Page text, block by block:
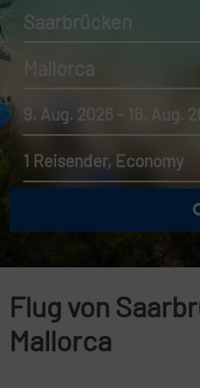
Saarbrücken
Mallorca
9. Aug. 2026 - 16. Aug.
1 Reisender, Economy
Flug von
Mallorca